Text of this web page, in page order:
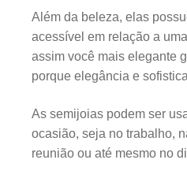
Além da beleza, elas
acessível em relação a
assim você mais elegante
porque elegância e
As semijoias podem ser
ocasião, seja no trabalho,
reunião ou até mesmo no